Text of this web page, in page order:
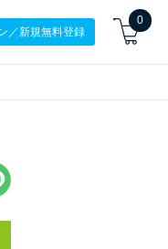
／新規無料登録
0